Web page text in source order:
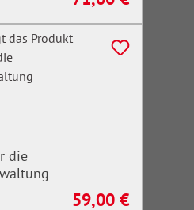
die
Regulärer Preis:
59,00 €